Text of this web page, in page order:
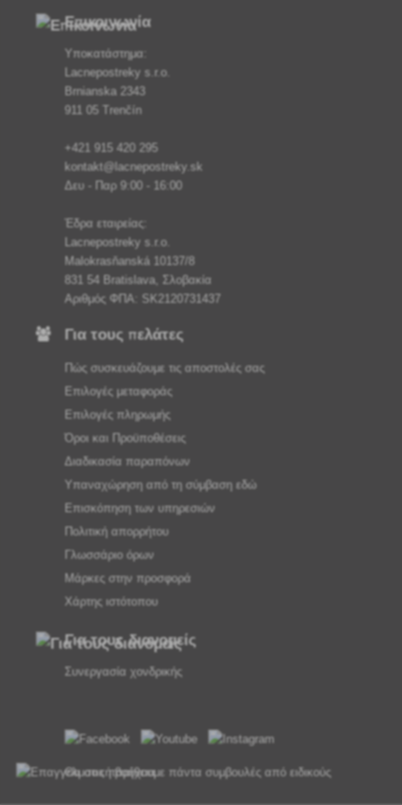
Επικοινωνία
Υποκατάστημα:
Lacnepostreky s.r.o.
Brnianska 2343
911 05 Trenčín
+421 915 420 295
kontakt@lacnepostreky.sk
Δευ - Παρ 9:00 - 16:00
Έδρα εταιρείας:
Lacnepostreky s.r.o.
Malokrasňanská 10137/8
831 54 Bratislava, Σλοβακία
Αριθμός ΦΠΑ: SK2120731437
Για τους πελάτες
Πώς συσκευάζουμε τις αποστολές σας
Επιλογές μεταφοράς
Επιλογές πληρωμής
Όροι και Προϋποθέσεις
Διαδικασία παραπόνων
Υπαναχώρηση από τη σύμβαση εδώ
Επισκόπηση των υπηρεσιών
Πολιτική απορρήτου
Γλωσσάριο όρων
Μάρκες στην προσφορά
Χάρτης ιστότοπου
Για τους διανομείς
Συνεργασία χονδρικής
Θα σας παρέχουμε πάντα συμβουλές από ειδικούς